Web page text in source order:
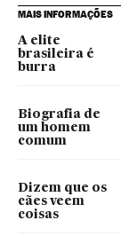
MAIS INFORMAÇÕES
A elite
brasileira é
burra
Biografia de
um homem
comum
Dizem que os
cães veem
coisas